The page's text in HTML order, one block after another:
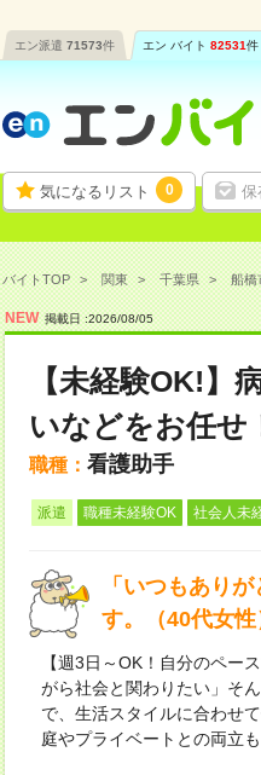
エン派遣 71573件 エン バイト 82531件
気になるリスト 0 保
バイトTOP 関東 千葉県 船橋
NEW 掲載日 :2026/08/05
【未経験OK!】
いなどをお任せ
職種： 看護助手
派遣 職種未経験OK 社会人未
「いつもあり
す。（40代女性
【週3日～OK！自分のペー
がら社会と関わりたい」そ
で、生活スタイルに合わせ
庭やプライベートとの両立